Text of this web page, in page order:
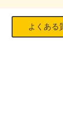
よくある